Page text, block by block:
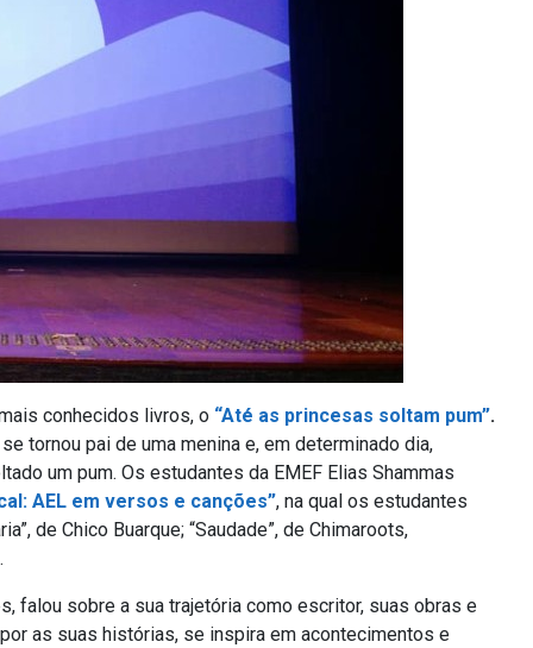
conhecidos livros, o “Até as princesas soltam pum”.
tornou pai de uma menina e, em determinado dia,
um pum. Os estudantes da EMEF Elias Shammas
AEL em versos e canções”, na qual os estudantes
de Chico Buarque; “Saudade”, de Chimaroots,
falou sobre a sua trajetória como escritor, suas obras e
as suas histórias, se inspira em acontecimentos e